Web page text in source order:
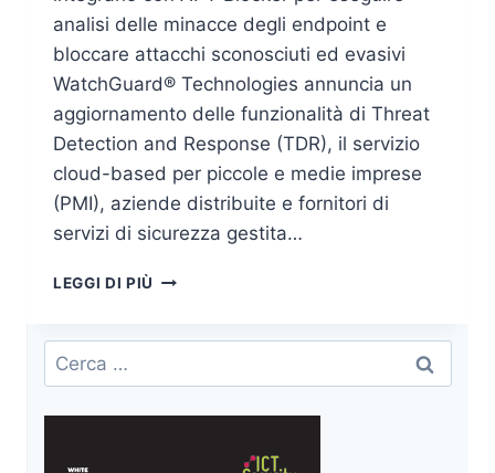
analisi delle minacce degli endpoint e
bloccare attacchi sconosciuti ed evasivi
WatchGuard® Technologies annuncia un
aggiornamento delle funzionalità di Threat
Detection and Response (TDR), il servizio
cloud-based per piccole e medie imprese
(PMI), aziende distribuite e fornitori di
servizi di sicurezza gestita…
LEGGI DI PIÙ WATCHGUARD
CAPACITÀ
E
AUTOMATICO
Ricerca
per: